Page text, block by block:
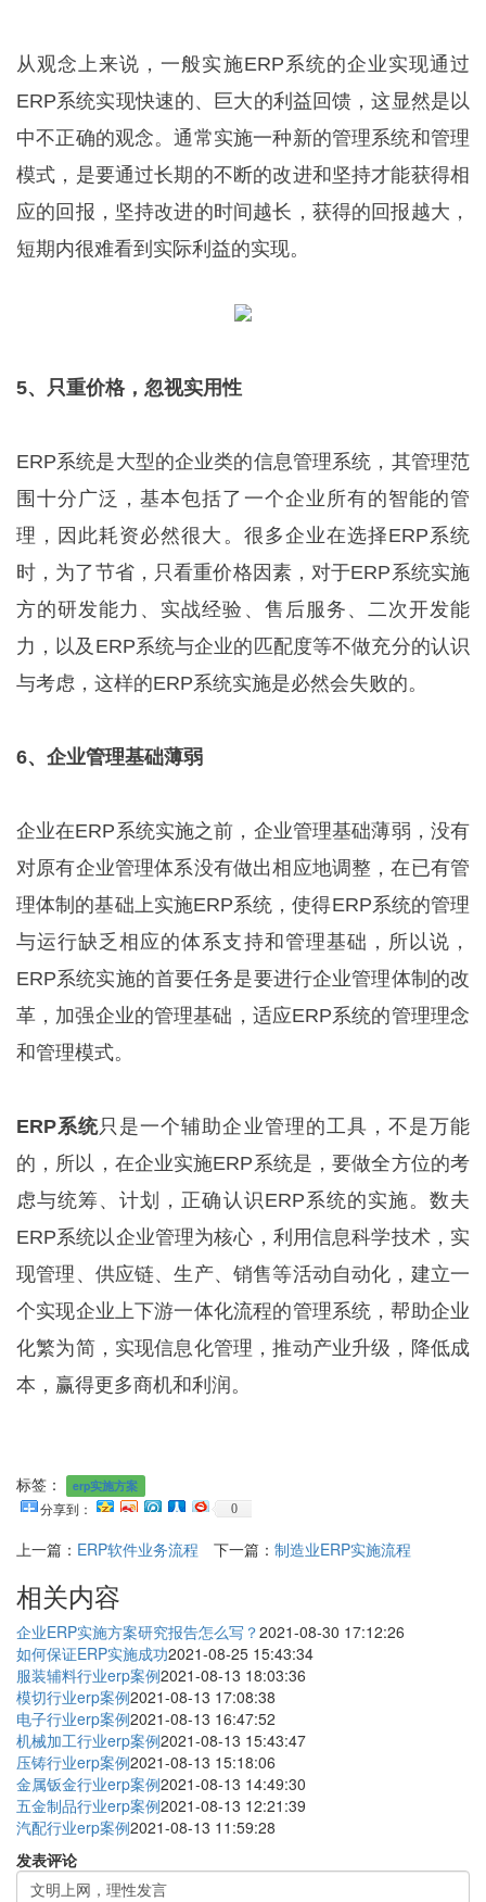
从观念上来说，一般实施ERP系统的企业实现通过
ERP系统实现快速的、巨大的利益回馈，这显然是以
中不正确的观念。通常实施一种新的管理系统和管理
模式，是要通过长期的不断的改进和坚持才能获得相
应的回报，坚持改进的时间越长，获得的回报越大，
短期内很难看到实际利益的实现。
5、只重价格，忽视实用性
ERP系统是大型的企业类的信息管理系统，其管理范
围十分广泛，基本包括了一个企业所有的智能的管
理，因此耗资必然很大。很多企业在选择ERP系统
时，为了节省，只看重价格因素，对于ERP系统实施
方的研发能力、实战经验、售后服务、二次开发能
力，以及ERP系统与企业的匹配度等不做充分的认识
与考虑，这样的ERP系统实施是必然会失败的。
6、企业管理基础薄弱
企业在ERP系统实施之前，企业管理基础薄弱，没有
对原有企业管理体系没有做出相应地调整，在已有管
理体制的基础上实施ERP系统，使得ERP系统的管理
与运行缺乏相应的体系支持和管理基础，所以说，
ERP系统实施的首要任务是要进行企业管理体制的改
革，加强企业的管理基础，适应ERP系统的管理理念
和管理模式。
ERP系统只是一个辅助企业管理的工具，不是万能
的，所以，在企业实施ERP系统是，要做全方位的考
虑与统筹、计划，正确认识ERP系统的实施。数夫
ERP系统以企业管理为核心，利用信息科学技术，实
现管理、供应链、生产、销售等活动自动化，建立一
个实现企业上下游一体化流程的管理系统，帮助企业
化繁为简，实现信息化管理，推动产业升级，降低成
本，赢得更多商机和利润。
标签： erp实施方案
分享到： 0
上一篇： ERP软件业务流程 下一篇： 制造业ERP实施流程
相关内容
企业ERP实施方案研究报告怎么写？2021-08-30 17:12:26
如何保证ERP实施成功2021-08-25 15:43:34
服装辅料行业erp案例2021-08-13 18:03:36
模切行业erp案例2021-08-13 17:08:38
电子行业erp案例2021-08-13 16:47:52
机械加工行业erp案例2021-08-13 15:43:47
压铸行业erp案例2021-08-13 15:18:06
金属钣金行业erp案例2021-08-13 14:49:30
五金制品行业erp案例2021-08-13 12:21:39
汽配行业erp案例2021-08-13 11:59:28
发表评论